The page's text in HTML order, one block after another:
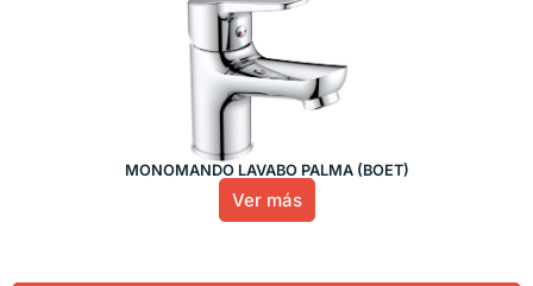
MONOMANDO LAVABO PALMA (BOET)
Ver más